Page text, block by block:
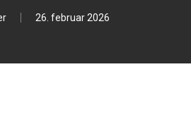
26. februar 2026